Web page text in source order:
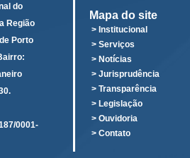
do
Região
Porto
0001-
Mapa do site
> Institucional
> Serviços
> Notícias
> Jurisprudência
> Transparência
> Legislação
> Ouvidoria
> Contato